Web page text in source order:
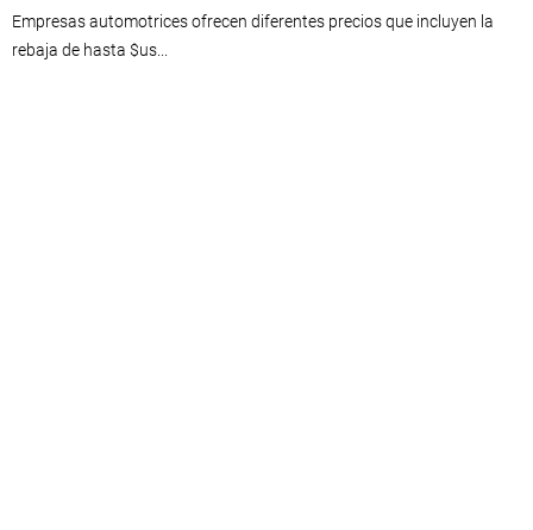
Empresas automotrices ofrecen diferentes precios que incluyen la
rebaja de hasta $us...